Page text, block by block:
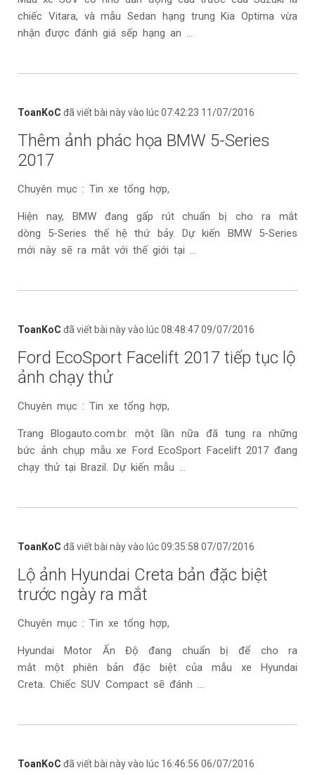
chiếc Vitara, và mẫu Sedan hạng trung Kia Optima vừa
nhận được đánh giá sếp hạng an ...
ToanKoC đã viết bài này vào lúc 07:42:23 11/07/2016
Thêm ảnh phác họa BMW 5-Series
2017
Chuyên mục : Tin xe tổng hợp,
Hiện nay, BMW đang gấp rút chuẩn bị cho ra mắt
dòng 5-Series thế hệ thứ bảy. Dự kiến BMW 5-Series
mới này sẽ ra mắt với thế giới tại ...
ToanKoC đã viết bài này vào lúc 08:48:47 09/07/2016
Ford EcoSport Facelift 2017 tiếp tục lộ
ảnh chạy thử
Chuyên mục : Tin xe tổng hợp,
Trang Blogauto.com.br. một lần nữa đã tung ra những
bức ảnh chụp mẫu xe Ford EcoSport Facelift 2017 đang
chạy thử tại Brazil. Dự kiến mẫu ...
ToanKoC đã viết bài này vào lúc 09:35:58 07/07/2016
Lộ ảnh Hyundai Creta bản đặc biệt
trước ngày ra mắt
Chuyên mục : Tin xe tổng hợp,
Hyundai Motor Ấn Độ đang chuẩn bị để cho ra
mắt một phiên bản đặc biệt của mẫu xe Hyundai
Creta. Chiếc SUV Compact sẽ đánh ...
ToanKoC đã viết bài này vào lúc 16:46:56 06/07/2016